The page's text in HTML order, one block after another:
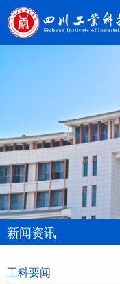
新闻资讯
工科要闻